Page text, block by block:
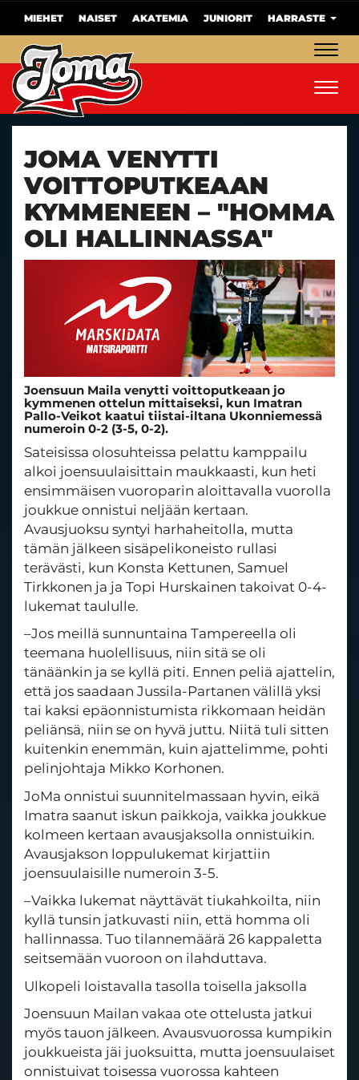
MIEHET NAISET AKATEMIA JUNIORIT HARRASTE
JOMA VENYTTI
VOITTOPUTKEAAN
KYMMENEEN – "HOMMA
OLI HALLINNASSA"
Joensuun Maila venytti voittoputkeaan jo
kymmenen ottelun mittaiseksi, kun Imatran
Pallo-Veikot kaatui tiistai-iltana Ukonniemessä
numeroin 0-2 (3-5, 0-2).
Sateisissa olosuhteissa pelattu kamppailu
alkoi joensuulaisittain maukkaasti, kun heti
ensimmäisen vuoroparin aloittavalla vuorolla
joukkue onnistui neljään kertaan.
Avausjuoksu syntyi harhaheitolla, mutta
tämän jälkeen sisäpelikoneisto rullasi
terävästi, kun Konsta Kettunen, Samuel
Tirkkonen ja ja Topi Hurskainen takoivat 0-4-
lukemat taululle.
–Jos meillä sunnuntaina Tampereella oli
teemana huolellisuus, niin sitä se oli
tänäänkin ja se kyllä piti. Ennen peliä ajattelin,
että jos saadaan Jussila-Partanen välillä yksi
tai kaksi epäonnistumista rikkomaan heidän
peliänsä, niin se on hyvä juttu. Niitä tuli sitten
kuitenkin enemmän, kuin ajattelimme, pohti
pelinjohtaja Mikko Korhonen.
JoMa onnistui suunnitelmassaan hyvin, eikä
Imatra saanut iskun paikkoja, vaikka joukkue
kolmeen kertaan avausjaksolla onnistuikin.
Avausjakson loppulukemat kirjattiin
joensuulaisille numeroin 3-5.
–Vaikka lukemat näyttävät tiukahkoilta, niin
kyllä tunsin jatkuvasti niin, että homma oli
hallinnassa. Tuo tilannemäärä 26 kappaletta
seitsemään vuoroon on ilahduttava.
Ulkopeli loistavalla tasolla toisella jaksolla
Joensuun Mailan vakaa ote ottelusta jatkui
myös tauon jälkeen. Avausvuorossa kumpikin
joukkueista jäi juoksuitta, mutta joensuulaiset
onnistuivat toisessa vuorossa kahteen